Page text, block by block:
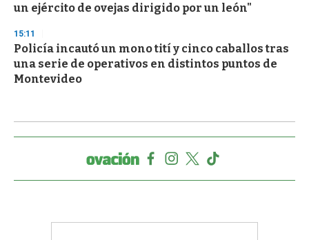
un ejército de ovejas dirigido por un león"
15:11
Policía incautó un mono tití y cinco caballos tras
una serie de operativos en distintos puntos de
Montevideo